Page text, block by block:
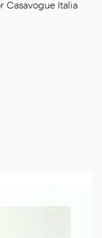
Casavogue Italia